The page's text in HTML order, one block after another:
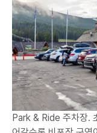
Park & Ride 주차장.